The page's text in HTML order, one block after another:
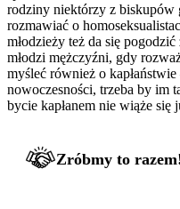
rodziny niektórzy z biskupów
rozmawiać o
młodzieży też da się
młodzi mężczyźni, gdy
myśleć również o
nowoczesności, trzeba by im
bycie kapłanem nie wiąże
Zróbmy to